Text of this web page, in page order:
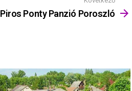
Piros Ponty Panzió Poroszló